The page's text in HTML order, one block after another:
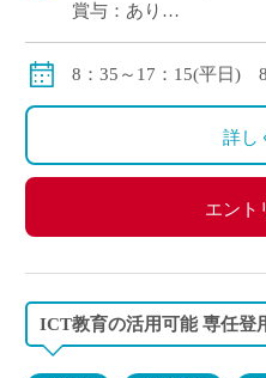
賞与：あり
保険：私学共済 社会
◇モデル年収
30歳の場合：約
8：35～17：15(平日)
詳し
エント
ICT教育の活用可能 専任登